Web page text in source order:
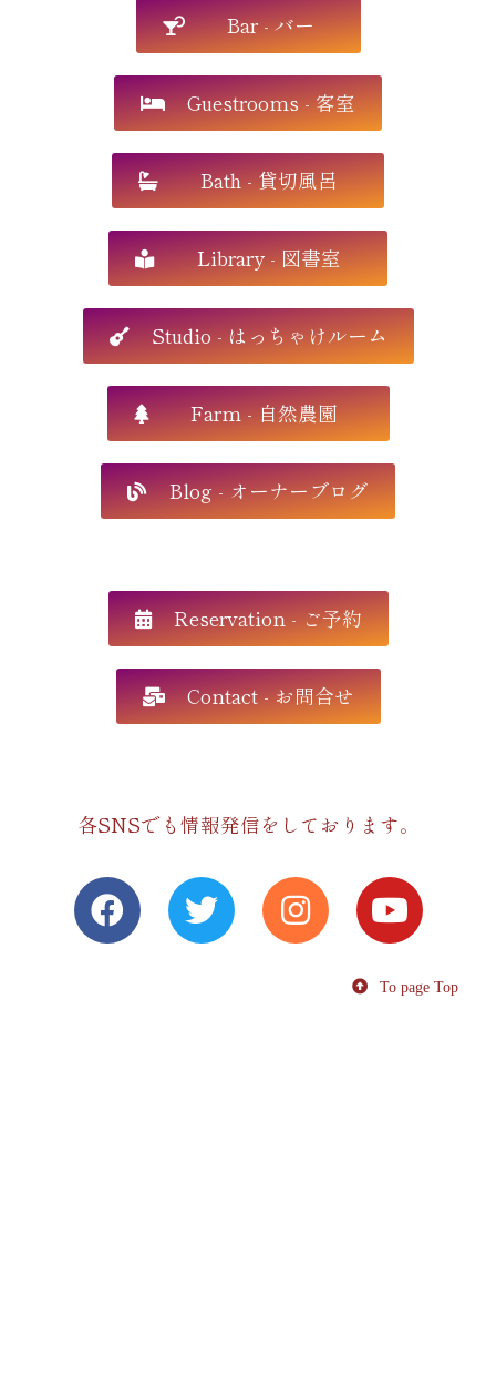
Bar - バー
Guestrooms - 客室
Bath - 貸切風呂
Library - 図書室
Studio - はっちゃけルーム
Farm - 自然農園
Blog - オーナーブログ
Reservation - ご予約
Contact - お問合せ
各SNSでも情報発信をしております。
To page Top